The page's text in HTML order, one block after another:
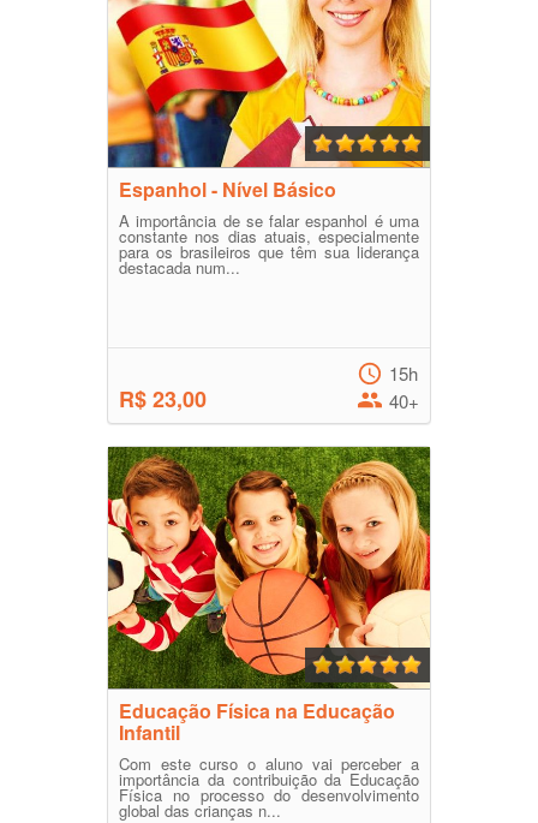
Espanhol - Nível Básico
A importância de se falar espanhol é uma
constante nos dias atuais, especialmente
para os brasileiros que têm sua liderança
destacada num...
R$ 23,00
15h
40+
Educação Física na Educação
Infantil
Com este curso o aluno vai perceber a
importância da contribuição da Educação
Física no processo do desenvolvimento
global das crianças n...